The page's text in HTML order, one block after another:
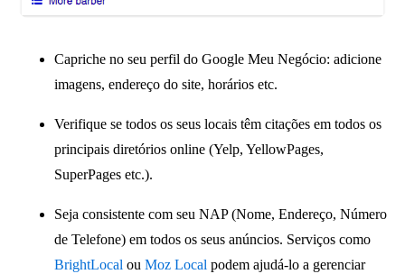
Capriche no seu perfil do Google Meu Negócio: adicione
imagens, endereço do site, horários etc.
Verifique se todos os seus locais têm citações em todos os
principais diretórios online (Yelp, YellowPages,
SuperPages etc.).
Seja consistente com seu NAP (Nome, Endereço, Número
de Telefone) em todos os seus anúncios. Serviços como
BrightLocal ou Moz Local podem ajudá-lo a gerenciar